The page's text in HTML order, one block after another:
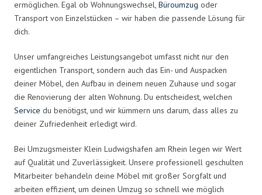
ermöglichen. Egal ob Wohnungswechsel, Büroumzug oder
Transport von Einzelstücken – wir haben die passende Lösung für
dich.
Unser umfangreiches Leistungsangebot umfasst nicht nur den
eigentlichen Transport, sondern auch das Ein- und Auspacken
deiner Möbel, den Aufbau in deinem neuen Zuhause und sogar
die Renovierung der alten Wohnung. Du entscheidest, welchen
Service du benötigst, und wir kümmern uns darum, dass alles zu
deiner Zufriedenheit erledigt wird.
Bei Umzugsmeister Klein Ludwigshafen am Rhein legen wir Wert
auf Qualität und Zuverlässigkeit. Unsere professionell geschulten
Mitarbeiter behandeln deine Möbel mit großer Sorgfalt und
arbeiten effizient, um deinen Umzug so schnell wie möglich